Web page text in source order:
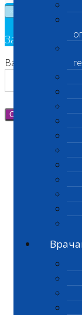
Заявка на
Ваш номер
Отправить